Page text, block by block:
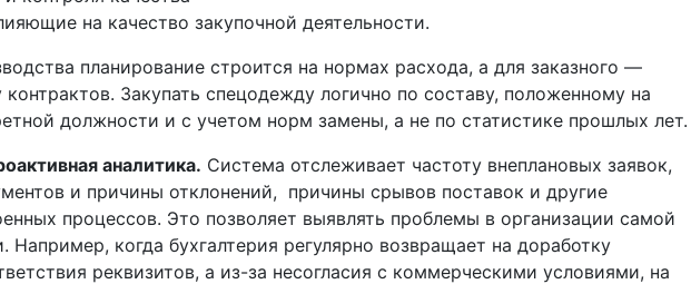
на качество закупочной деятельности.
планирование строится на нормах расхода, а для заказного —
контрактов. Закупать спецодежду логично по составу, положенному на
должности и с учетом норм замены, а не по статистике прошлых лет.
аналитика. Система отслеживает частоту внеплановых заявок,
и причины отклонений, причины срывов поставок и другие
процессов. Это позволяет выявлять проблемы в организации самой
Например, когда бухгалтерия регулярно возвращает на доработку
реквизитов, а из-за несогласия с коммерческими условиями, на